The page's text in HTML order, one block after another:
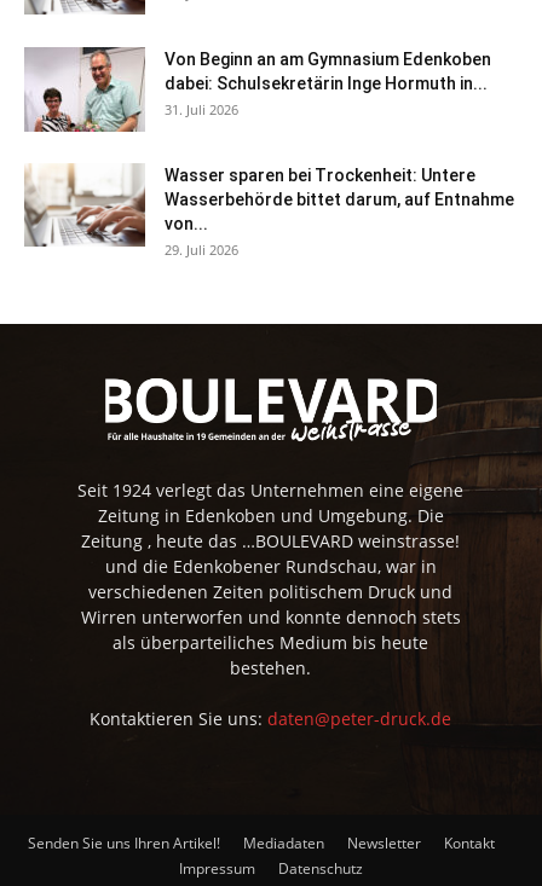
Von Beginn an am Gymnasium Edenkoben
dabei: Schulsekretärin Inge Hormuth in...
31. Juli 2026
Wasser sparen bei Trockenheit: Untere
Wasserbehörde bittet darum, auf Entnahme
von...
29. Juli 2026
Seit 1924 verlegt das Unternehmen eine eigene
Zeitung in Edenkoben und Umgebung. Die
Zeitung , heute das …BOULEVARD weinstrasse!
und die Edenkobener Rundschau, war in
verschiedenen Zeiten politischem Druck und
Wirren unterworfen und konnte dennoch stets
als überparteiliches Medium bis heute
bestehen.
Kontaktieren Sie uns:daten@peter-druck.de
Senden Sie uns Ihren Artikel! Mediadaten Newsletter
Kontakt
Impressum
Datenschutz